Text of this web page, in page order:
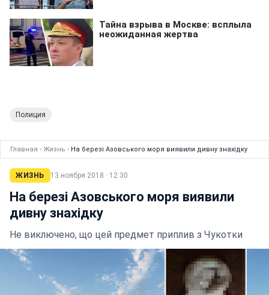
Полиция
Главная › Жизнь › На березі Азовського моря виявили дивну знахідку
ЖИЗНЬ 13 ноября 2018 · 12:30
На березі Азовського моря виявили
дивну знахідку
Не виключено, що цей предмет приплив з Чукотки